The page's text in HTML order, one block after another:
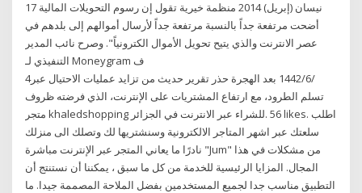
17 نيسان (إبريل) 2014 منظمة خيرية تقول إن رسوم التحويلات المالية
أضحت مرتفعة جداً بالنسبة مرتفعة جداً لأرسال أموالهم إلى بلدهم في
عصر الانترنت والذي يتيح تحويل الأموال الكترونياً". وصرح نائب المدير
التنفيذي لـ Moneygram ف
4‏‏/6‏‏/1442 بعد الهجرة حذر تقرير حديث من تزايد عمليات الاحتيال عبر
تسلم الطرود، مع ارتفاع المشتريات على الإنترنت، الذي فرضته ظروف
سلعتك عبر اشهر المتاجر الالكترونية وسنشتريها لك وتصلك الى منزلك
مباشرة‎ نادرًا ما يعاني المتجر عبر الإنترنت "Jum" من مشكلات في هذا
المجال. المزايا الرئيسية للخدمة من كل ما سبق ، يمكننا أن نستنتج أن
التطبيق مناسب جدا لجميع المستخدمين بفضل الملاحة المصممة جيدا. ما